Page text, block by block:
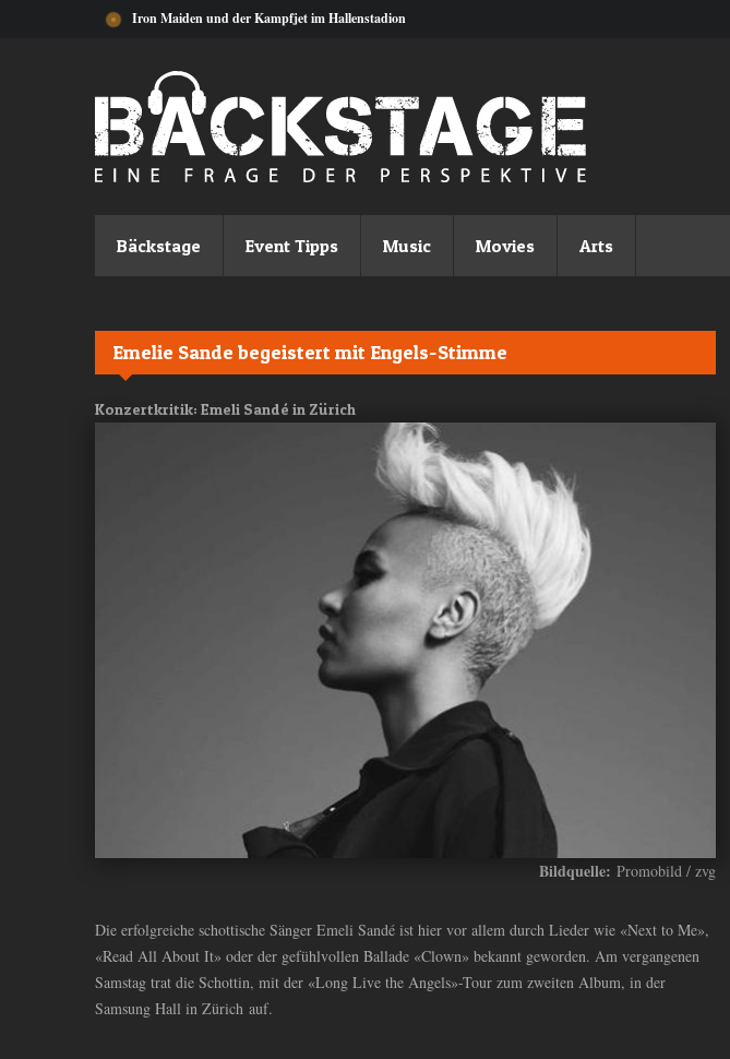
Direkt zum Inhalt Iron Maiden und der Kampfjet im Hallenstadion
Bäckstage Event Tipps Music Movies Arts
Emelie Sande begeistert mit Engels-Stimme
Konzertkritik: Emeli Sandé in Zürich
Bildquelle: Promobild / zvg
Die erfolgreiche schottische Sänger Emeli Sandé ist hier vor allem durch Lieder wie «Next to Me»,
«Read All About It» oder der gefühlvollen Ballade «Clown» bekannt geworden. Am vergangenen
Samstag trat die Schottin, mit der «Long Live the Angels»-Tour zum zweiten Album, in der
Samsung Hall in Zürich auf.
ANDIYAH - «Frequency»